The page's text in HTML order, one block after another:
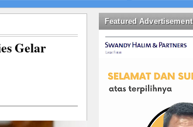
Gelar
Featured Advertisement